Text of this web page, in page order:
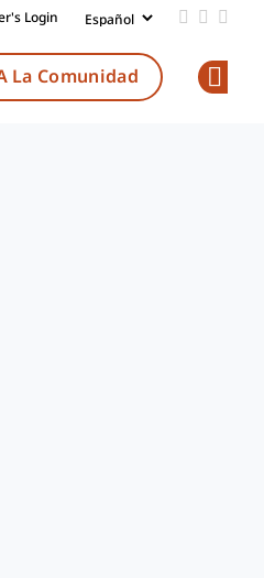
Login Add us
Follow
La Comunidad